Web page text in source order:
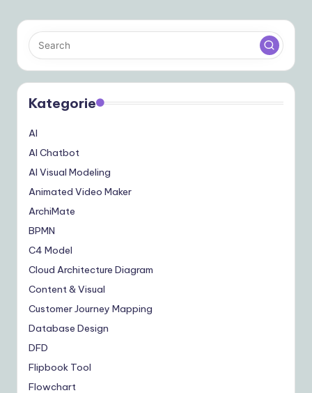
Kategorie
AI
AI Chatbot
AI Visual Modeling
Animated Video Maker
ArchiMate
BPMN
C4 Model
Cloud Architecture Diagram
Content & Visual
Customer Journey Mapping
Database Design
DFD
Flipbook Tool
Flowchart